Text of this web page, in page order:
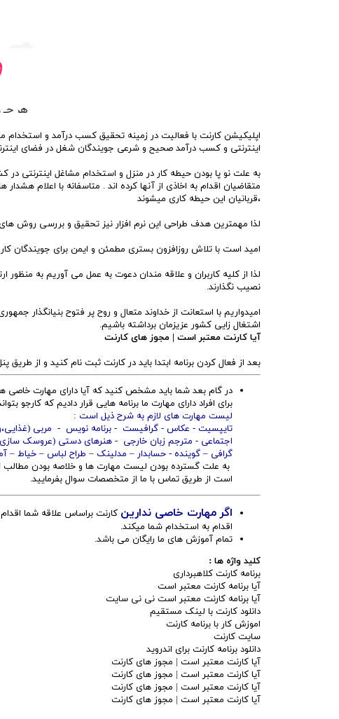
اپلیکیشن کارنت با فعالیت در زمینه تحقیق کسب درآمد و استخدام
اینترنتی و کسب درآمد صحیح و شرعی جویندگان شغل در فضای
به علت نو پا بودن حیطه کار در منزل و استخدام مشاغل اینترنتی در
متقاضیان اقدام به اخاذی از آنها کرده اند . متاسفانه با اعلام
،قربانیان این حیطه کاری میشوند
لذا مهمترین هدف طراحی این نرم افزار نیز تحقیق و بررسی روش
امید است با تلاش روزافزون بستری مطمئن و ایمن برای جویندگان
لذا از کلیه کاربران و علاقه مندان دعوت به عمل می آوریم به
نصیب نگذارند.
امیدواریم با استعانت از خداوند متعال و روح پر فتوح بنیانگذار
اشتغال زایی کشور عزیزمان برداشته باشیم.
آیا کارنت معتبر است | مجوز های کارنت
بعد از فعال کردن برنامه ابتدا باید در کارنت ثبت نام کنید و از
در گام بعد شما باید مشخص کنید که آیا دارای مهارت خاصی
برای افراد دارای مهارت ما برنامه هایی قرار دادیم که
لیست مهارت های لازم به شرح ذیل است :
تایپسیت - عکاس - گرافیست - برنامه نویس - مربی
اجتماعی - مترجم زبان خارجی - هنرهای دستی (عروسک
گرافی – گوینده - حسابدار – مدلینک – طراح لباس – خیاط
به علت گسترده بودن لیست مهارت ها و خلاصه بودن مطالب
است از طریق تماس با ما از متخصصات سوال بفرمایید.
اگر مهارت خاصی ندارین کارنت براساس علاقه شما
اقدام به استخدام شما میکند.
تمام آموزش های ما رایگان می باشد.
کلید واژه ها :
برنامه کارنت کلاهبرداری
آیا برنامه کارنت معتبر است
آیا برنامه کارنت معتبر است نی نی سایت
دانلود کارنت با لینک مستقیم
اموزش کار با برنامه کارنت
سایت کارنت
دانلود برنامه کارنت برای اندروید
آیا کارنت معتبر است | مجوز های کارنت
آیا کارنت معتبر است | مجوز های کارنت
آیا کارنت معتبر است | مجوز های کارنت
آیا کارنت معتبر است | مجوز های کارنت